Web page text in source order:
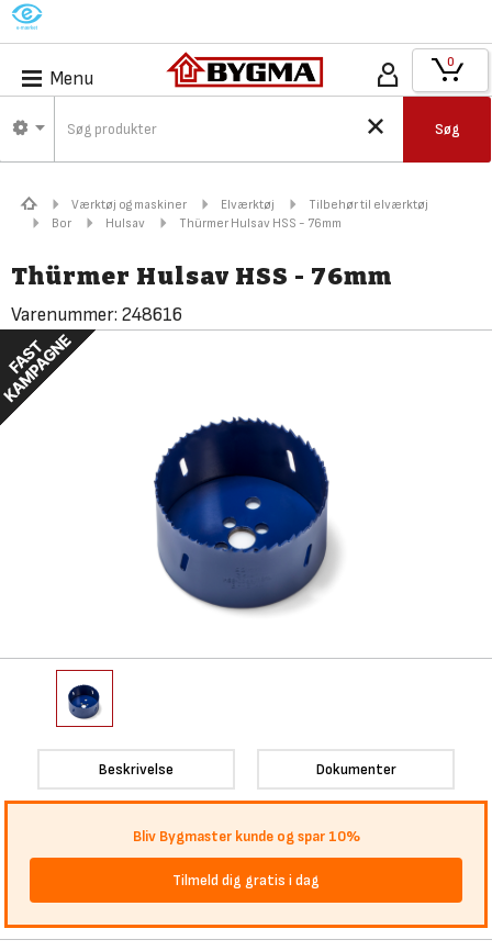
M
Menu
Søg
0
Værktøj og maskiner Elværktøj
Tilbehør til elværktøj
Bor
Hulsav Thürmer Hulsav HSS - 76mm
Thürmer Hulsav HSS - 76mm
Varenummer: 248616
Beskrivelse Dokumenter
Bliv Bygmaster kunde og spar 10%
Tilmeld dig gratis i dag